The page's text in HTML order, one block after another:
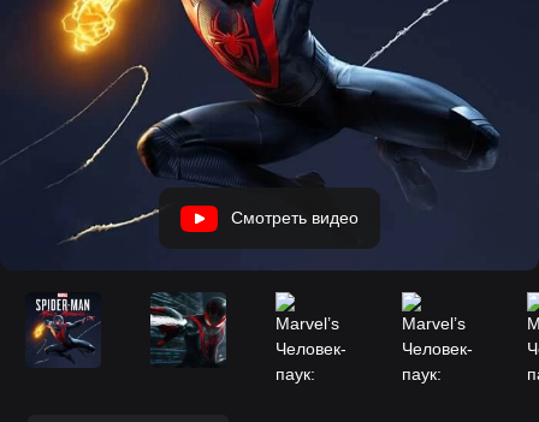
Смотреть видео